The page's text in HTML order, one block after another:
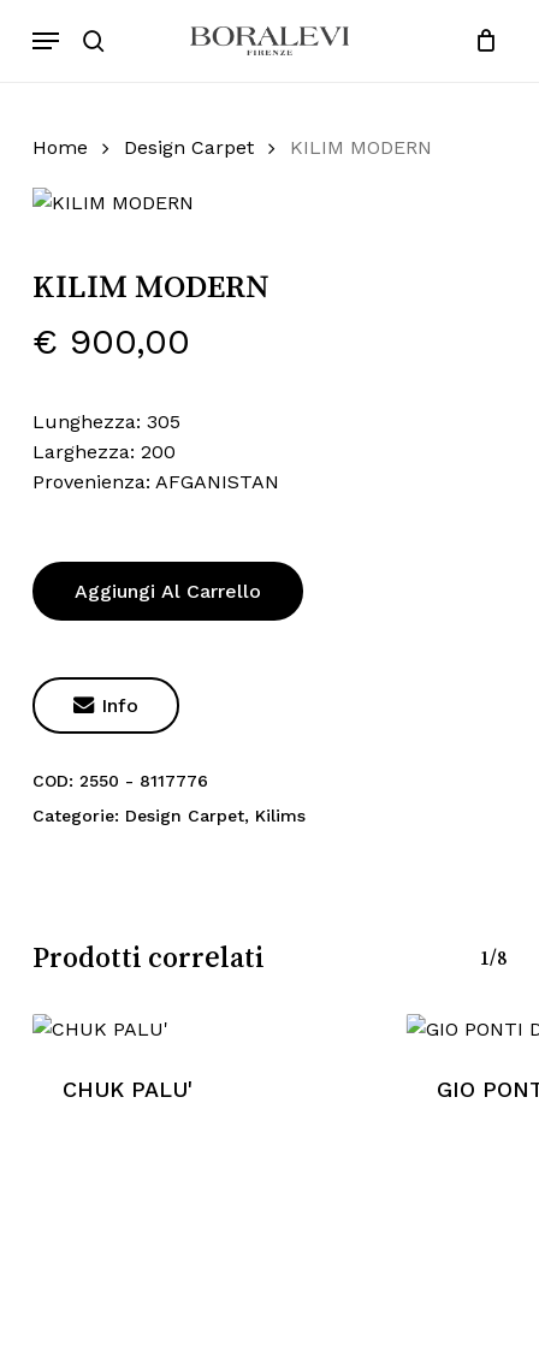
Products
search
Menu
Cart Close
Home Design Carpet KILIM MODERN
KILIM MODERN
€ 900,00
Lunghezza: 305
Larghezza: 200
Provenienza: AFGANISTAN
Aggiungi Al Carrello
Info
COD: 2550 - 8117776
Categorie: Design Carpet, Kilims
Prodotti correlati 1/8
CHUK PALU' GIO